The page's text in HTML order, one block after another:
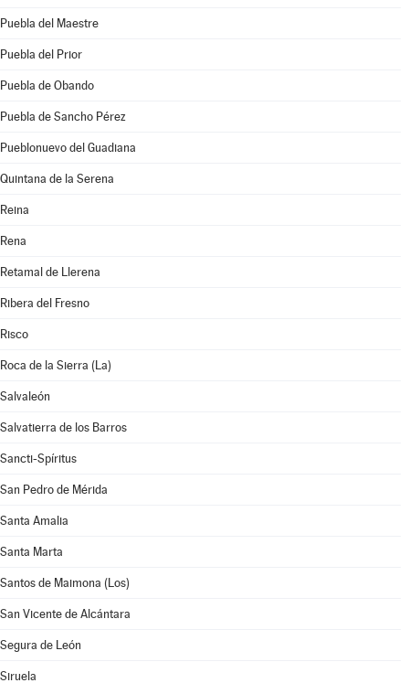
Puebla del Maestre
Puebla del Prior
Puebla de Obando
Puebla de Sancho Pérez
Pueblonuevo del Guadiana
Quintana de la Serena
Reina
Rena
Retamal de Llerena
Ribera del Fresno
Risco
Roca de la Sierra (La)
Salvaleón
Salvatierra de los Barros
Sancti-Spíritus
San Pedro de Mérida
Santa Amalia
Santa Marta
Santos de Maimona (Los)
San Vicente de Alcántara
Segura de León
Siruela